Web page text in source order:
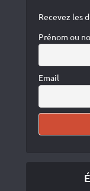
Recevez les
Prénom ou
Email